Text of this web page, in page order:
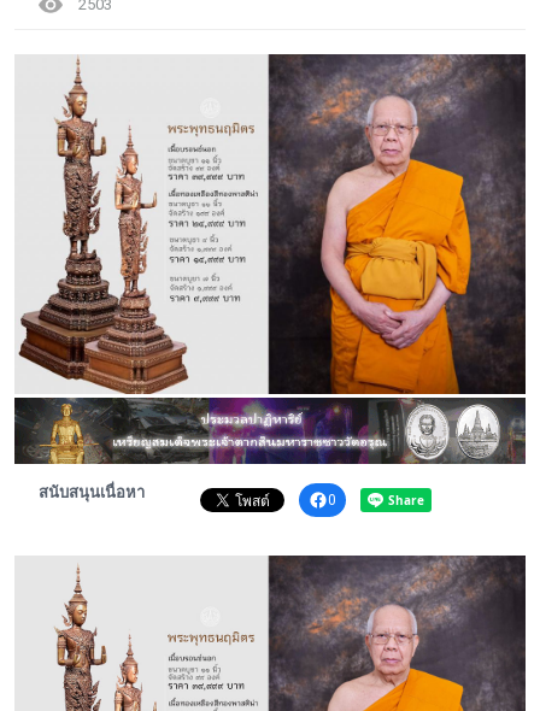
ไลฟ์สไตล์
สังคมออนไลน์
พระดอทกะฉ่อน
กะฉ่อนช้อปปิ้ง
ติดต่อ
2503
สนับสนุนเนื่อหา 0